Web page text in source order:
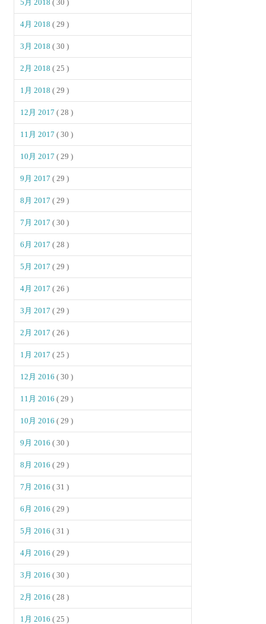
5月 2018( 30 )
4月 2018( 29 )
3月 2018( 30 )
2月 2018( 25 )
1月 2018( 29 )
12月 2017( 28 )
11月 2017( 30 )
10月 2017( 29 )
9月 2017( 29 )
8月 2017( 29 )
7月 2017( 30 )
6月 2017( 28 )
5月 2017( 29 )
4月 2017( 26 )
3月 2017( 29 )
2月 2017( 26 )
1月 2017( 25 )
12月 2016( 30 )
11月 2016( 29 )
10月 2016( 29 )
9月 2016( 30 )
8月 2016( 29 )
7月 2016( 31 )
6月 2016( 29 )
5月 2016( 31 )
4月 2016( 29 )
3月 2016( 30 )
2月 2016( 28 )
1月 2016( 25 )